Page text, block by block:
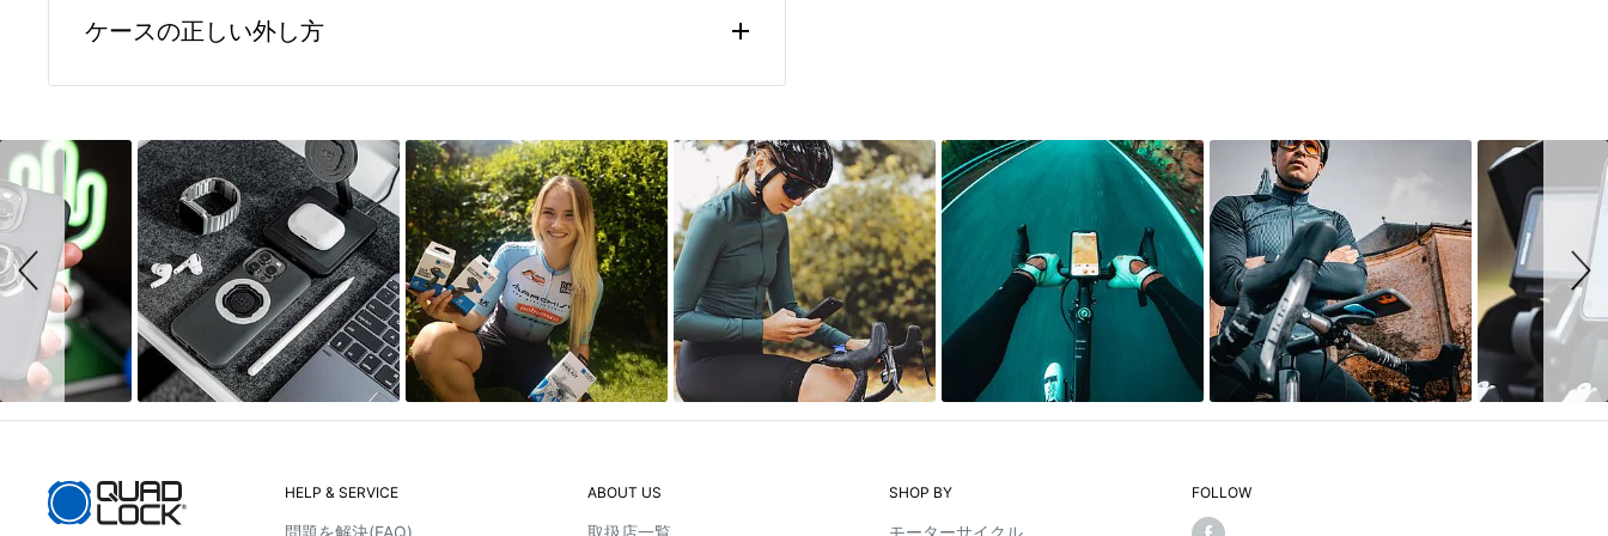
QUAD LOCK MAG
リジナル マウントと互換性があります。QUAD LOCK MAG は、スマートフォンの脱着
します。
ご使用上の注意
いくつかのサードパーティーのワイヤレス充電器では影響が生じる場合(充電できない、
位置調整が難しい等)があります。予めご了承ください。
* QUAD LOCK MAG は、一部のMagSafe 製品と互換性があります。
* QUAD LOCK ケースはワイヤレス充電に対応しています。
* QUAD LOCK MAG は、一部の iPhone でのみ利用できます。
ソフトな裏地
ネオジム磁石（52Hニッケルメッキ)
MAGリング標準装備
MagSafe製品との互換性
Quad Lock®オリジナルツイストロックマウントおよびヘッドと互換性あり
Quad Lock MAG™マウントおよびヘッドと互換性あり
縁まで全体を保護する構造のため、サードパーティーのガラススクリーンは使えない場
合があります。
ケースの正しい外し方
ケースを取り外す際は、ケースを手で少し温めていただいたうえで、スマートフォンの
に取り外すことができ、ケースの変形防止にもつながります。
Slideshow
Slide
controls
HELP & SERVICE ABOUT US SHOP BY FOLLOW